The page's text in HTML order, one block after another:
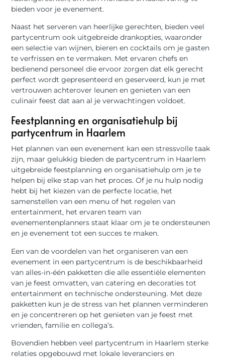
bieden voor je evenement.
Naast het serveren van heerlijke gerechten, bieden veel
partycentrum ook uitgebreide drankopties, waaronder
een selectie van wijnen, bieren en cocktails om je gasten
te verfrissen en te vermaken. Met ervaren chefs en
bedienend personeel die ervoor zorgen dat elk gerecht
perfect wordt gepresenteerd en geserveerd, kun je met
vertrouwen achterover leunen en genieten van een
culinair feest dat aan al je verwachtingen voldoet.
Feestplanning en organisatiehulp bij
partycentrum in Haarlem
Het plannen van een evenement kan een stressvolle taak
zijn, maar gelukkig bieden de partycentrum in Haarlem
uitgebreide feestplanning en organisatiehulp om je te
helpen bij elke stap van het proces. Of je nu hulp nodig
hebt bij het kiezen van de perfecte locatie, het
samenstellen van een menu of het regelen van
entertainment, het ervaren team van
evenementenplanners staat klaar om je te ondersteunen
en je evenement tot een succes te maken.
Een van de voordelen van het organiseren van een
evenement in een partycentrum is de beschikbaarheid
van alles-in-één pakketten die alle essentiële elementen
van je feest omvatten, van catering en decoraties tot
entertainment en technische ondersteuning. Met deze
pakketten kun je de stress van het plannen verminderen
en je concentreren op het genieten van je feest met
vrienden, familie en collega’s.
Bovendien hebben veel partycentrum in Haarlem sterke
relaties opgebouwd met lokale leveranciers en